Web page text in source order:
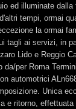
ed illuminate dalla
tempi, ormai
la ormai
tagli ai servizi, in
Lido e Reggio
da/per Roma
automotrici
Unica
e ritorno, effettuata